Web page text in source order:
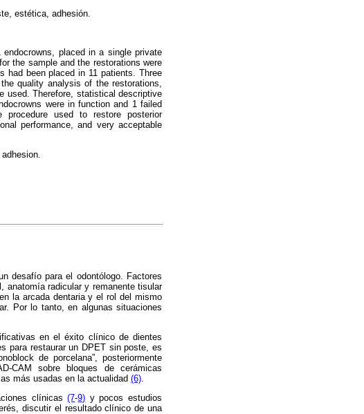
estética, adhesión.
placed in a single private
the sample and the restorations were
had been placed in 11 patients. Three
quality analysis of the restorations,
used. Therefore, statistical descriptive
were in function and 1 failed
procedure used to restore posterior
performance, and very acceptable
desafío para el odontólogo. Factores
anatomía radicular y remanente tisular
la arcada dentaria y el rol del mismo
Por lo tanto, en algunas situaciones
en el éxito clínico de dientes
para restaurar un DPET sin poste, es
de porcelana”, posteriormente
CAM sobre bloques de cerámicas
más usadas en la actualidad (6)
clínicas(7-9) y pocos estudios
discutir el resultado clínico de una